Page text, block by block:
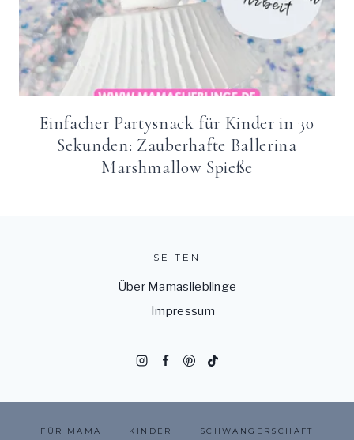
Einfacher Partysnack für Kinder in 30
Sekunden: Zauberhafte Ballerina
Marshmallow Spieße
SEITEN
Über Mamaslieblinge
Impressum
FÜR MAMA KINDER SCHWANGERSCHAFT